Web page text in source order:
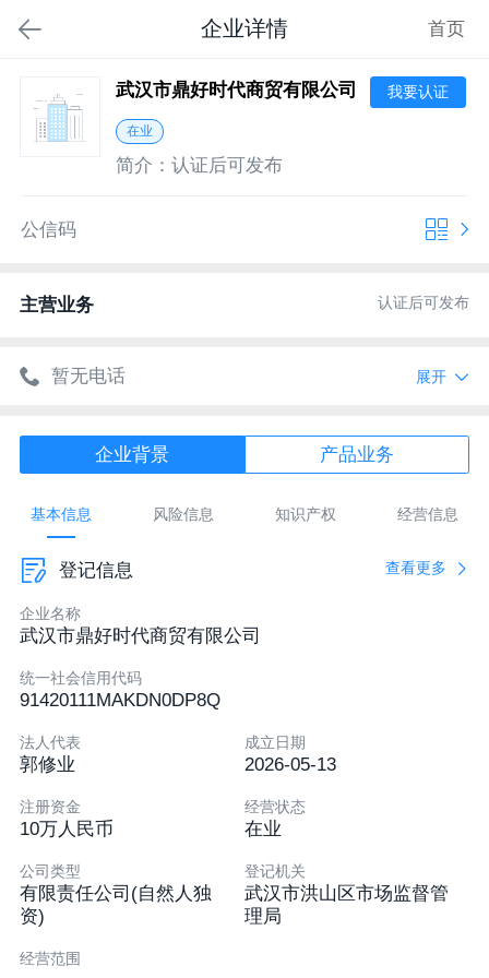
企业详情 首页
武汉市鼎好时代商贸有限公司 我要认证
在业
简介： 认证后可发布
公信码
主营业务 认证后可发布
暂无电话
暂无网址
展开
企业背景 产品业务
基本信息 风险信息 知识产权 经营信息
登记信息 查看更多
企业名称
武汉市鼎好时代商贸有限公司
统一社会信用代码
91420111MAKDN0DP8Q
法人代表
郭修业
成立日期
2026-05-13
注册资金
10万人民币
经营状态
在业
公司类型
有限责任公司(自然人独
资)
登记机关
武汉市洪山区市场监督管
理局
经营范围